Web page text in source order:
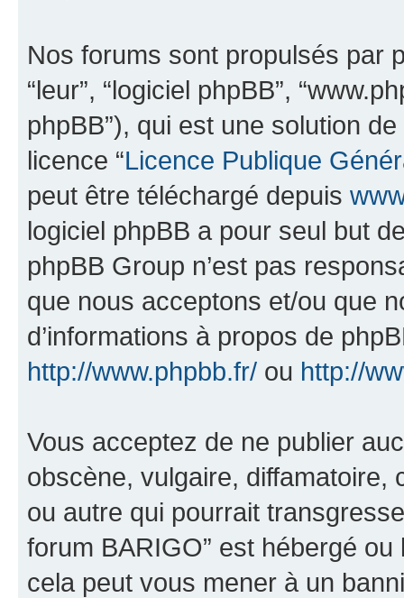
Nos forums sont propulsés par
“leur”, “logiciel phpBB”,
phpBB”), qui est une solution
licence “Licence Publique
peut être téléchargé depuis
logiciel phpBB a pour seul but
phpBB Group n’est pas
que nous acceptons et/ou que
d’informations à propos de
http://www.phpbb.fr/ ou http://
Vous acceptez de ne publier
obscène, vulgaire, diffamatoire,
ou autre qui pourrait
forum BARIGO” est hébergé
cela peut vous mener à un